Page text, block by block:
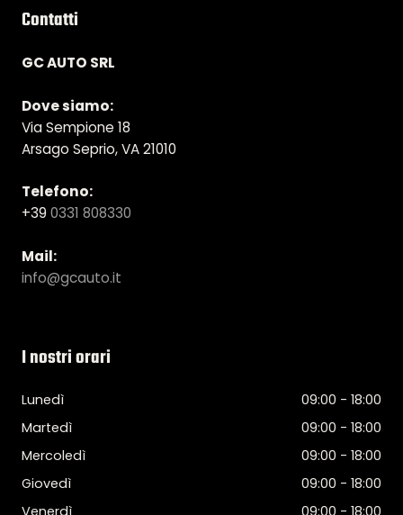
Contatti
GC AUTO SRL
Dove siamo:
Via Sempione 18
Arsago Seprio, VA 21010
Telefono:
+39 0331 808330
Mail:
info@gcauto.it
I nostri orari
Lunedì
09:00 - 18:00
Martedì
09:00 - 18:00
Mercoledì
09:00 - 18:00
Giovedì
09:00 - 18:00